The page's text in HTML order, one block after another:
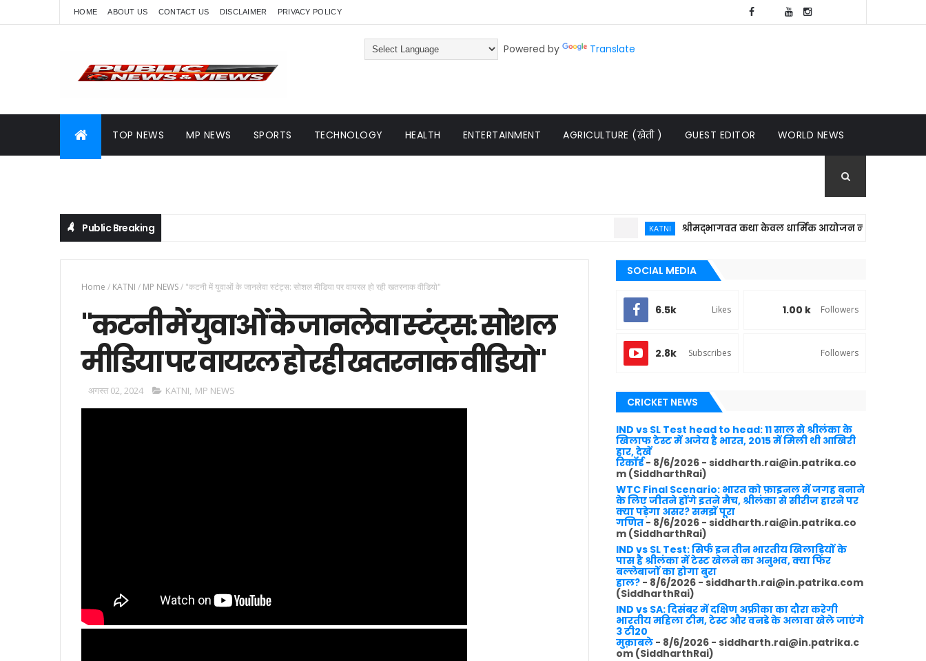
HOME ABOUT US CONTACT US DISCLAIMER PRIVACY POLICY
Powered by Translate
TOP NEWS MP NEWS SPORTS TECHNOLOGY HEALTH ENTERTAINMENT AGRICULTURE (खेती ) GUEST EDITOR WORLD NEWS
Public Breaking श्रीमद्भागवत कथा केवल धार्मिक आयोजन नहीं, बल्कि समाज में
Home / KATNI / MP NEWS/ "कटनी में युवाओं के जानलेवा स्टंट्स: सोशल मीडिया पर वायरल हो रही खतरनाक वीडियो"
"कटनी में युवाओं के जानलेवा स्टंट्स: सोशल
मीडिया पर वायरल हो रही खतरनाक वीडियो"
अगस्त 02, 2024 KATNI, MP NEWS
SOCIAL MEDIA
6.5k Likes 1.00 k Followers
2.8k Subscribes Followers
CRICKET NEWS
IND vs SL Test head to head: 11 साल से श्रीलंका के
खिलाफ टेस्ट में अजेय है भारत, 2015 में मिली थी आखिरी
हार, देखें
रिकॉर्ड- 8/6/2026 - siddharth.rai@in.patrika.co
m (SiddharthRai)
WTC Final Scenario: भारत को फ़ाइनल में जगह बनाने
के लिए जीतने होंगे इतने मैच, श्रीलंका से सीरीज हारने पर
क्या पड़ेगा असर? समझें पूरा
गणित- 8/6/2026 - siddharth.rai@in.patrika.co
m (SiddharthRai)
IND vs SL Test: सिर्फ इन तीन भारतीय खिलाड़ियों के
पास है श्रीलंका में टेस्ट खेलने का अनुभव, क्या फिर
बल्लेबाजों का होगा बुरा
हाल? - 8/6/2026 - siddharth.rai@in.patrika.com
(SiddharthRai)
IND vs SA: दिसंबर में दक्षिण अफ्रीका का दौरा करेगी
भारतीय महिला टीम, टेस्ट और वनडे के अलावा खेले जाएंगे
3 टी20
मुक़ाबले - 8/6/2026 - siddharth.rai@in.patrika.c
om (SiddharthRai)